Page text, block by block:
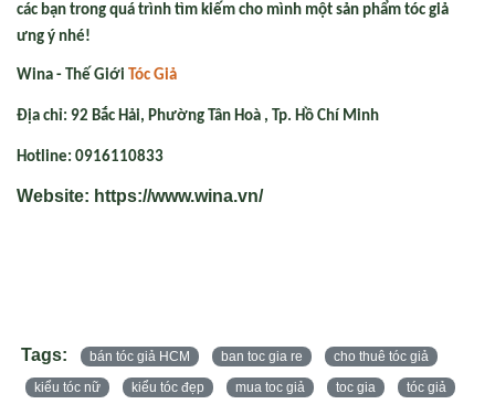
các bạn trong quá trình tìm kiếm cho mình một sản phẩm tóc giả
ưng ý nhé!
Wina - Thế Giới óc Giả
Địa chỉ: 92 Bắc Hải, Phường Tân Hoà , Tp. Hồ Chí Minh
Hotline: 0916110833
Website: https://www.wina.vn/
Tags: bán tóc giả HCM ban toc gia re
cho thuê tóc giả
kiểu tóc nữ
kiểu tóc đẹp mua toc giả toc gia tóc giả